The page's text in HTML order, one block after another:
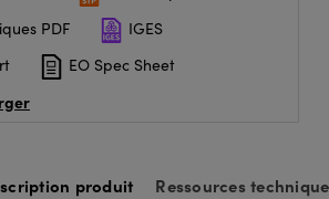
PDF
IGES
EO Spec Sheet
produit Ressources